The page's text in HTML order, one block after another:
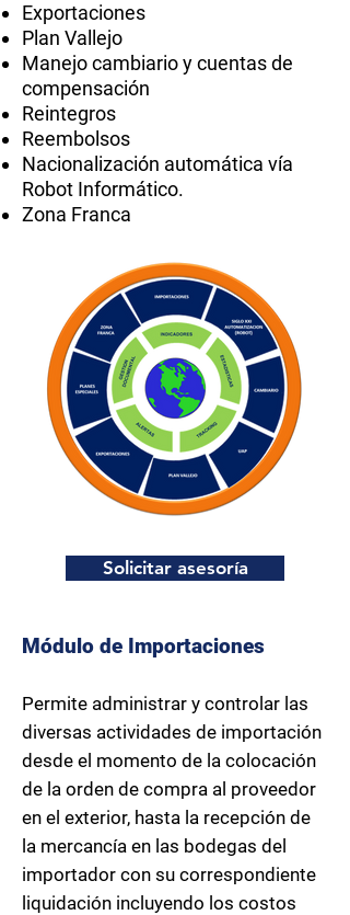
Exportaciones
Plan Vallejo
Manejo cambiario y cuentas de
compensación
Reintegros
Reembolsos
Nacionalización automática vía
Robot Informático.
Zona Franca
Solicitar asesoría
Módulo de Importaciones
Permite administrar y controlar las
diversas actividades de importación
desde el momento de la colocación
de la orden de compra al proveedor
en el exterior, hasta la recepción de
la mercancía en las bodegas del
importador con su correspondiente
liquidación incluyendo los costos